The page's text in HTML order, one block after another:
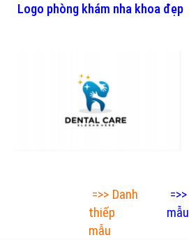
Logo phòng khám nha khoa đẹp
=>> Danh
thiếp
mẫu
=>>
mẫu